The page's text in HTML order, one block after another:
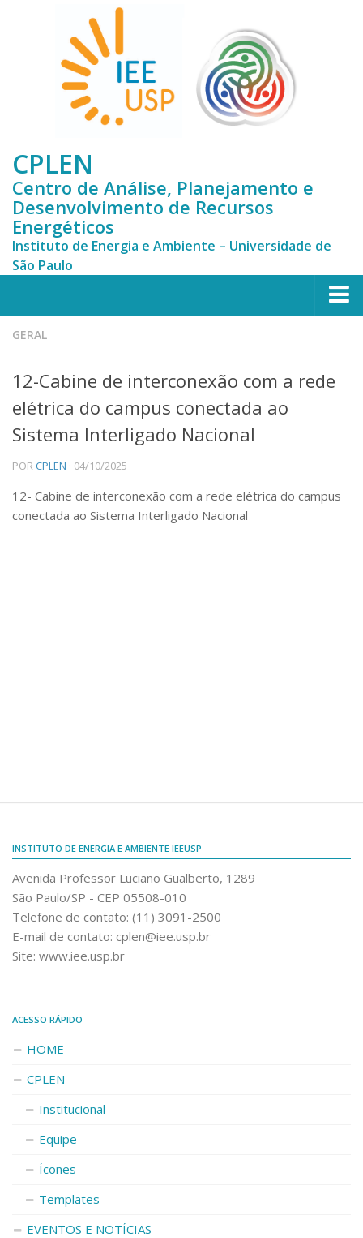
CPLEN
Centro de Análise, Planejamento e
Desenvolvimento de Recursos
Energéticos
Instituto de Energia e Ambiente – Universidade de
São Paulo
HOME
Institucional
Equipe
Ícones
Templates
EVENTOS E NOTÍCIAS
Seminários
Teses
Patentes
Livre-Docência
Acervo completo
GERAL
12-Cabine de interconexão com a rede
elétrica do campus conectada ao
Sistema Interligado Nacional
PORCPLEN · 04/10/2025
12- Cabine de interconexão com a rede elétrica do campus
conectada ao Sistema Interligado Nacional
INSTITUTO DE ENERGIA E AMBIENTE IEEUSP
Avenida Professor Luciano Gualberto, 1289
São Paulo/SP - CEP 05508-010
Telefone de contato: (11) 3091-2500
E-mail de contato: cplen@iee.usp.br
Site: www.iee.usp.br
ACESSO RÁPIDO
HOME
CPLEN
Institucional
Equipe
Ícones
Templates
EVENTOS E NOTÍCIAS